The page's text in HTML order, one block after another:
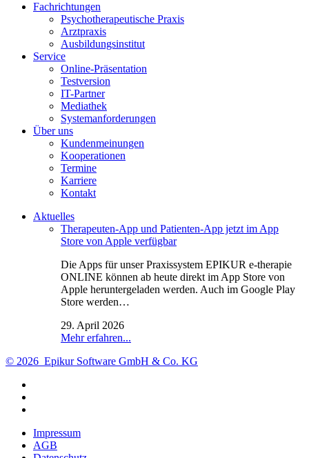
Fachrichtungen
Psychotherapeutische Praxis
Arztpraxis
Ausbildungsinstitut
Service
Online-Präsentation
Testversion
IT-Partner
Mediathek
Systemanforderungen
Über uns
Kundenmeinungen
Kooperationen
Termine
Karriere
Kontakt
Aktuelles
Therapeuten-App und Patienten-App jetzt im App
Store von Apple verfügbar
Die Apps für unser Praxissystem EPIKUR e-therapie
ONLINE können ab heute direkt im App Store von
Apple heruntergeladen werden. Auch im Google Play
Store werden…
29. April 2026
Mehr erfahren...
© 2026 Epikur Software GmbH & Co. KG
Impressum
AGB